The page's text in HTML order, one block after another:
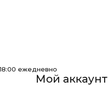
ежедневно
Мой аккаунт